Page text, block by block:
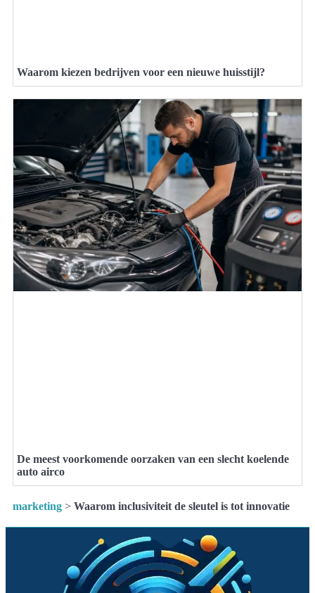
Waarom kiezen bedrijven voor een nieuwe huisstijl?
De meest voorkomende oorzaken van een slecht koelende
auto airco
marketing > Waarom inclusiviteit de sleutel is tot innovatie